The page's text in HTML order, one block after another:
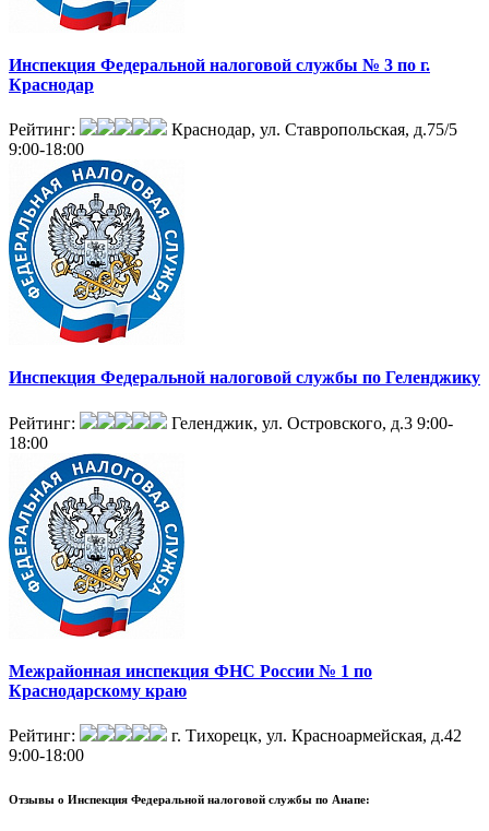
Инспекция Федеральной налоговой службы № 3 по г.
Краснодар
Рейтинг:
Краснодар, ул. Ставропольская, д.75/5
9:00-18:00
Инспекция Федеральной налоговой службы по Геленджику
Рейтинг: Геленджик, ул. Островского, д.3 9:00-
18:00
Межрайонная инспекция ФНС России № 1 по
Краснодарскому краю
Рейтинг:
г. Тихорецк, ул. Красноармейская, д.42
9:00-18:00
Отзывы о Инспекция Федеральной налоговой службы по Анапе: